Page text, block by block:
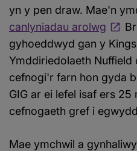
yn y pen draw. Mae'n
canlyniadau arolwg
gyhoeddwyd gan y
Ymddiriedolaeth
cefnogi'r farn hon gyda
GIG ar ei lefel isaf ers
cefnogaeth gref i
Mae ymchwil a